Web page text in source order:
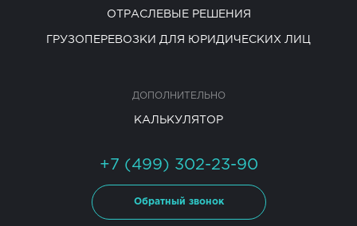
ОТРАСЛЕВЫЕ РЕШЕНИЯ
ГРУЗОПЕРЕВОЗКИ ДЛЯ ЮРИДИЧЕСКИХ ЛИЦ
ДОПОЛНИТЕЛЬНО
КАЛЬКУЛЯТОР
+7 (499) 302-23-90
Обратный звонок